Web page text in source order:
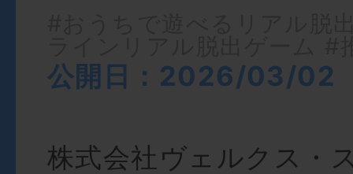
公開日：2026/03/02
株式会社ヴェルクス・